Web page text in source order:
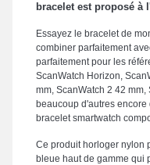
bracelet est proposé à
Essayez le bracelet de
combiner parfaitement
parfaitement pour les
ScanWatch Horizon,
mm, ScanWatch 2 42
beaucoup d'autres
bracelet smartwatch
Ce produit horloger nylon
bleue haut de gamme qui